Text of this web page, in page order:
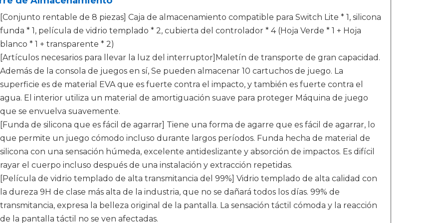
[Conjunto rentable de 8 piezas] Caja de almacenamiento compatible para Switch Lite * 1, silicona
funda * 1, película de vidrio templado * 2, cubierta del controlador * 4 (Hoja Verde * 1 + Hoja
blanco * 1 + transparente * 2)
[Artículos necesarios para llevar la luz del interruptor]Maletín de transporte de gran capacidad.
Además de la consola de juegos en sí, Se pueden almacenar 10 cartuchos de juego. La
superficie es de material EVA que es fuerte contra el impacto, y también es fuerte contra el
agua. El interior utiliza un material de amortiguación suave para proteger Máquina de juego
que se envuelva suavemente.
[Funda de silicona que es fácil de agarrar] Tiene una forma de agarre que es fácil de agarrar, lo
que permite un juego cómodo incluso durante largos períodos. Funda hecha de material de
silicona con una sensación húmeda, excelente antideslizante y absorción de impactos. Es difícil
rayar el cuerpo incluso después de una instalación y extracción repetidas.
[Película de vidrio templado de alta transmitancia del 99%] Vidrio templado de alta calidad con
la dureza 9H de clase más alta de la industria, que no se dañará todos los días. 99% de
transmitancia, expresa la belleza original de la pantalla. La sensación táctil cómoda y la reacción
de la pantalla táctil no se ven afectadas.